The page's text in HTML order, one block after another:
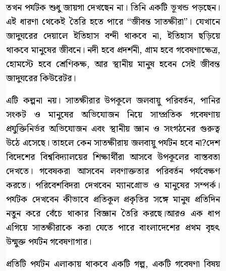
তখন পর্যটক শুধু জায়গা দেখছেন না। তিনি একটি ভূখন্ড পড়ছেন।
এই ধারণা থেকেই তৈরি হতে পারে “জীবন্ত সাতক্ষীরা”। যেখানে
জাদুঘরের দেয়ালে ইতিহাস বন্দী থাকবে না, ইতিহাস ছড়িয়ে
থাকবে মানুষের জীবনে। নদী হবে প্রদর্শনী, গ্রাম হবে গবেষণাক্ষেত্র,
হোমস্টে হবে শ্রেণিকক্ষ, আর স্থানীয় মানুষ হবেন সেই জীবন্ত
জাদুঘরের কিউরেটর।
এটি কল্পনা নয়। সাতক্ষীরার উপকূলে জলবায়ু পরিবর্তন, পানির
সংকট ও মানুষের অভিযোজন নিয়ে সাম্প্রতিক গবেষণায়
প্রযুক্তিনির্ভর অভিযোজন এবং স্থানীয় জ্ঞান ও সংগঠনের গুরুত্ব
উঠে এসেছে। তাহলে কেন সাতক্ষীরায় জলবায়ু পর্যটন হবে না?দেশ
বিদেশের বিশ্ববিদ্যালয়ের শিক্ষার্থীরা আসবে উপকূলের বাস্তবতা
দেখতে। গবেষকরা আসবেন লবণাক্ততার পরিবর্তন পর্যবেক্ষণ
করতে। পরিবেশবিদরা দেখবেন ম্যানগ্রোভ ও মানুষের সম্পর্ক।
পর্যটক দেখবেন কীভাবে প্রতিকূল প্রকৃতির সঙ্গে মানুষ প্রতিদিন
নতুন করে বেঁচে থাকার বিজ্ঞান তৈরি করছে।আরও এক ধাপ
এগিয়ে সাতক্ষীরাকে করা যেতে পারে বাংলাদেশের প্রথম বৃহৎ
উন্মুক্ত পর্যটন গবেষণাগার।
প্রতিটি পর্যটন এলাকায় থাকবে একটি গল্প, একটি গবেষণা বিষয়